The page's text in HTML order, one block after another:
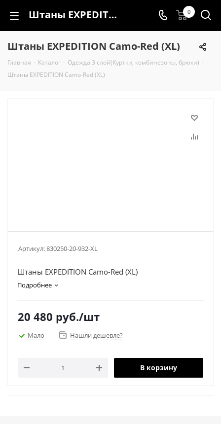
Штаны EXPEDITION Camo-Red (XL) 0
Штаны EXPEDITION Camo-Red (XL)
Главная - Каталог - Одежда 3 слой(Куртки, комбинезоны, брюки) -
Штаны EXPEDITION Camo-Red (XL)
Артикул:830250-20-932-XL
Штаны EXPEDITION Camo-Red (XL)
Подробнее
20 480 руб./шт
Мало Нашли дешевле?
В корзину